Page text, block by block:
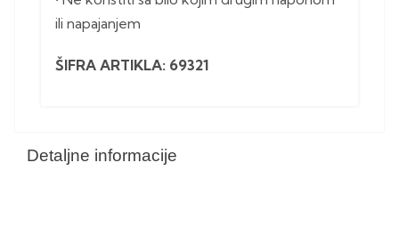
Detaljne informacije
ili napajanjem
ŠIFRA ARTIKLA: 69321